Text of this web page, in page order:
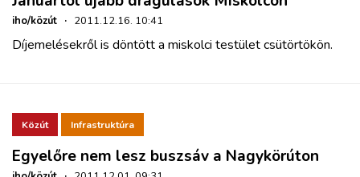
iho/közút · 2011.12.16. 10:41
Díjemelésekről is döntött a miskolci testület csütörtökön.
Közút Infrastruktúra
Egyelőre nem lesz buszsáv a Nagykörúton